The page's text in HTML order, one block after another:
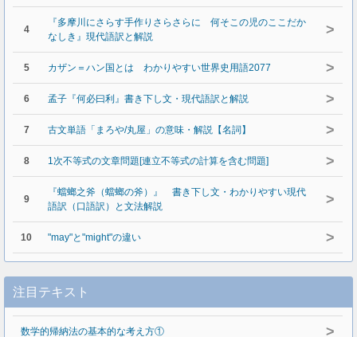
4
『多摩川にさらす手作りさらさらに 何そこの児のここだか
なしき』現代語訳と解説
>
5 カザン＝ハン国とは わかりやすい世界史用語2077 >
6 孟子『何必曰利』書き下し文・現代語訳と解説 >
7 古文単語「まろや/丸屋」の意味・解説【名詞】 >
8 1次不等式の文章問題[連立不等式の計算を含む問題] >
9
『蟷螂之斧（蟷螂の斧）』 書き下し文・わかりやすい現代
語訳（口語訳）と文法解説
>
10 "may"と"might"の違い >
注目テキスト
数学的帰納法の基本的な考え方① >